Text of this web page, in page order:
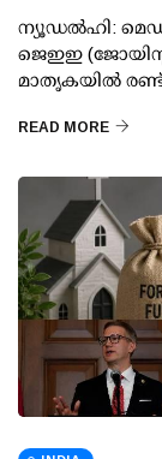
ന്യൂഡല്‍ഹി:
ജെഇഇ
മാതൃകയില്‍
READ MORE